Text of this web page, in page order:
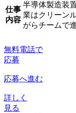
仕事
内容
半導体製造装
業はクリーン
がらチームで
無料電話で
応募
応募へ進む
詳しく
見る